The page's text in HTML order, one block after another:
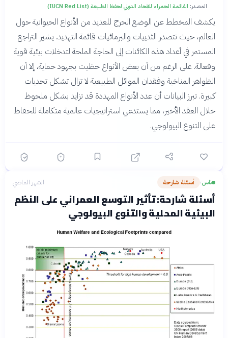
المصدر: القائمة الحمراء للاتحاد الدولي لحفظ الطبيعة (IUCN Red List)
يكشف المخطط عن الوضع الحرج للعديد من الأنواع الحيوانية حول
العالم، حيث تتصدر الثدييات والبرمائيات قائمة التهديد. يشير التراجع
المستمر في أعداد هذه الكائنات إلى الحاجة الملحة لتدخلات بيئية قوية
وفعالة. على الرغم من أن بعض الأنواع حظيت بجهود حماية، إلا أن
الظواهر المناخية وفقدان الموائل الطبيعية لا تزال تشكل تحديات
كبيرة. تبرز البيانات أن عدد الأنواع المهددة قد تزايد بشكل ملحوظ
خلال العقد الأخير، مما يستدعي استراتيجيات عالمية متكاملة للحفاظ
على التنوع البيولوجي.
ناس› أسئلة شارحة الشهر الماضي
أسئلة شارحة: تأثير التوسع العمراني على النظم
البيئية المحلية والتنوع البيولوجي